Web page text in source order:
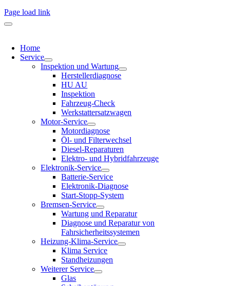
Page load link
Home
Service
Inspektion und Wartung
Herstellerdiagnose
HU AU
Inspektion
Fahrzeug-Check
Werkstattersatzwagen
Motor-Service
Motordiagnose
Öl- und Filterwechsel
Diesel-Reparaturen
Elektro- und Hybridfahrzeuge
Elektronik-Service
Batterie-Service
Elektronik-Diagnose
Start-Stopp-System
Bremsen-Service
Wartung und Reparatur
Diagnose und Reparatur von
Fahrsicherheitssystemen
Heizung-Klima-Service
Klima Service
Standheizungen
Weiterer Service
Glas